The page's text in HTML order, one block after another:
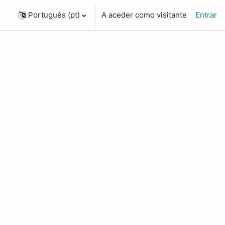
Português ‎(pt)‎
A aceder como visitante Entrar